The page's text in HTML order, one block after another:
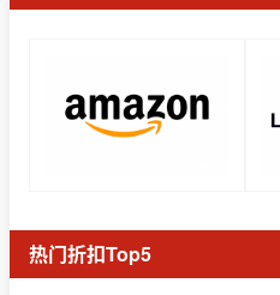
热门折扣Top5